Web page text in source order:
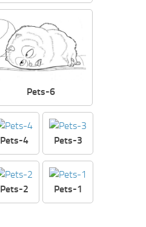
Pets-6
Pets-4 Pets-3
Pets-2 Pets-1